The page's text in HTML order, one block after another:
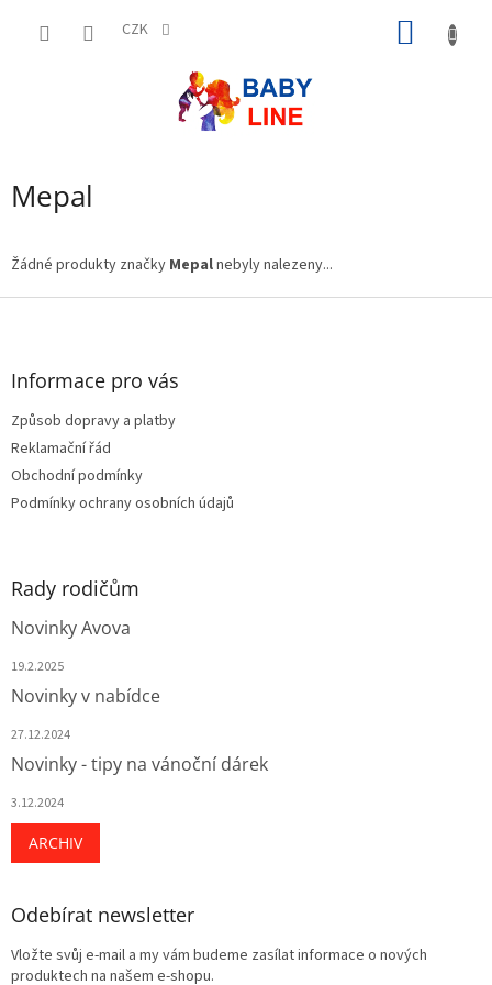
CZK
Mepal
Žádné produkty značky Mepalnebyly nalezeny...
Z
Informace pro vás
Způsob dopravy a platby
Reklamační řád
Obchodní podmínky
Podmínky ochrany osobních údajů
Rady rodičům
Novinky Avova
19.2.2025
Novinky v nabídce
27.12.2024
Novinky - tipy na vánoční dárek
3.12.2024
ARCHIV
Odebírat newsletter
Vložte svůj e-mail a my vám budeme zasílat informace o nových
produktech na našem e-shopu.